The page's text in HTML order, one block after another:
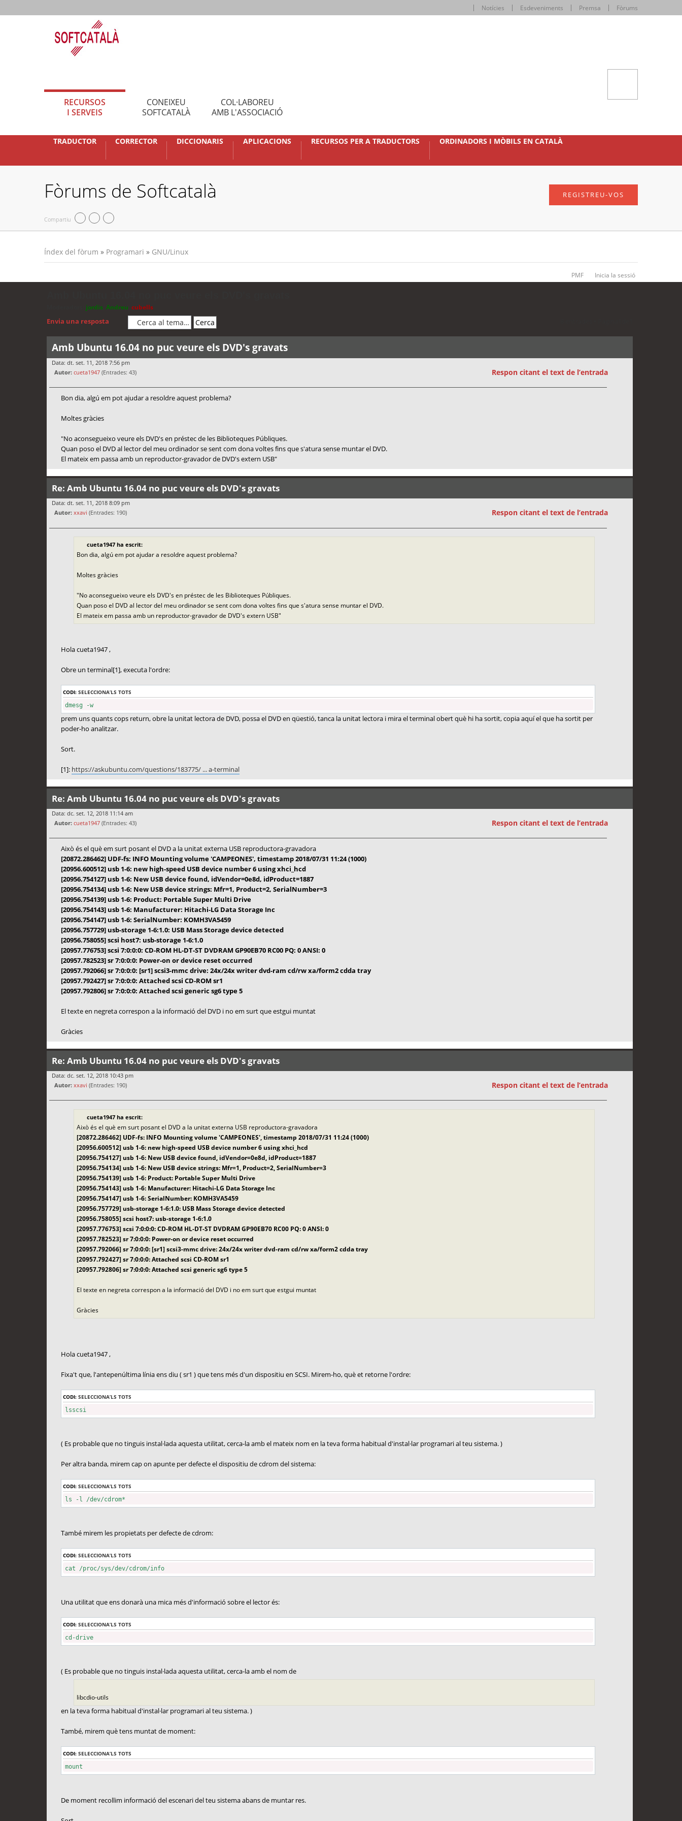
Notícies Esdeveniments Premsa Fòrums
RECURSOS
I SERVEIS
CONEIXEU
SOFTCATALÀ
COL·LABOREU
AMB L'ASSOCIACIÓ
TRADUCTOR CORRECTOR DICCIONARIS APLICACIONS RECURSOS PER A TRADUCTORS ORDINADORS I MÒBILS EN CATALÀ
Fòrums de Softcatalà
Compartiu
REGISTREU-VOS
Índex del fòrum » Programari » GNU/Linux
PMF Inicia la sessió
jordis Andreu cubells
Envia una resposta
Amb Ubuntu 16.04 no puc veure els DVD's gravats
Data: dt. set. 11, 2018 7:56 pm
Autor: cueta1947 (Entrades: 43) Respon citant el text de l’entrada
Bon dia, algú em pot ajudar a resoldre aquest problema?
Moltes gràcies
"No aconsegueixo veure els DVD's en préstec de les Biblioteques Públiques.
Quan poso el DVD al lector del meu ordinador se sent com dona voltes fins que s'atura sense muntar el DVD.
El mateix em passa amb un reproductor-gravador de DVD's extern USB"
Re: Amb Ubuntu 16.04 no puc veure els DVD's gravats
Data: dt. set. 11, 2018 8:09 pm
Autor: xxavi (Entrades: 190) Respon citant el text de l’entrada
cueta1947 ha escrit:
Bon dia, algú em pot ajudar a resoldre aquest problema?
Moltes gràcies
"No aconsegueixo veure els DVD's en préstec de les Biblioteques Públiques.
Quan poso el DVD al lector del meu ordinador se sent com dona voltes fins que s'atura sense muntar el DVD.
El mateix em passa amb un reproductor-gravador de DVD's extern USB"
Hola cueta1947 ,
Obre un terminal[1], executa l'ordre:
CODI: SELECCIONA’LS TOTS
dmesg -w
prem uns quants cops return, obre la unitat lectora de DVD, possa el DVD en qüestió, tanca la unitat lectora i mira el terminal obert què hi ha sortit, copia aquí el que ha sortit per
poder-ho analitzar.
Sort.
[1]: https://askubuntu.com/questions/183775/ ... a-terminal
Re: Amb Ubuntu 16.04 no puc veure els DVD's gravats
Data: dc. set. 12, 2018 11:14 am
Autor: cueta1947 (Entrades: 43) Respon citant el text de l’entrada
Això és el què em surt posant el DVD a la unitat externa USB reproductora-gravadora
[20872.286462] UDF-fs: INFO Mounting volume 'CAMPEONES', timestamp 2018/07/31 11:24 (1000)
[20956.600512] usb 1-6: new high-speed USB device number 6 using xhci_hcd
[20956.754127] usb 1-6: New USB device found, idVendor=0e8d, idProduct=1887
[20956.754134] usb 1-6: New USB device strings: Mfr=1, Product=2, SerialNumber=3
[20956.754139] usb 1-6: Product: Portable Super Multi Drive
[20956.754143] usb 1-6: Manufacturer: Hitachi-LG Data Storage Inc
[20956.754147] usb 1-6: SerialNumber: KOMH3VA5459
[20956.757729] usb-storage 1-6:1.0: USB Mass Storage device detected
[20956.758055] scsi host7: usb-storage 1-6:1.0
[20957.776753] scsi 7:0:0:0: CD-ROM HL-DT-ST DVDRAM GP90EB70 RC00 PQ: 0 ANSI: 0
[20957.782523] sr 7:0:0:0: Power-on or device reset occurred
[20957.792066] sr 7:0:0:0: [sr1] scsi3-mmc drive: 24x/24x writer dvd-ram cd/rw xa/form2 cdda tray
[20957.792427] sr 7:0:0:0: Attached scsi CD-ROM sr1
[20957.792806] sr 7:0:0:0: Attached scsi generic sg6 type 5
El texte en negreta correspon a la informació del DVD i no em surt que estgui muntat
Gràcies
Re: Amb Ubuntu 16.04 no puc veure els DVD's gravats
Data: dc. set. 12, 2018 10:43 pm
Autor: xxavi (Entrades: 190) Respon citant el text de l’entrada
cueta1947 ha escrit:
Això és el què em surt posant el DVD a la unitat externa USB reproductora-gravadora
[20872.286462] UDF-fs: INFO Mounting volume 'CAMPEONES', timestamp 2018/07/31 11:24 (1000)
[20956.600512] usb 1-6: new high-speed USB device number 6 using xhci_hcd
[20956.754127] usb 1-6: New USB device found, idVendor=0e8d, idProduct=1887
[20956.754134] usb 1-6: New USB device strings: Mfr=1, Product=2, SerialNumber=3
[20956.754139] usb 1-6: Product: Portable Super Multi Drive
[20956.754143] usb 1-6: Manufacturer: Hitachi-LG Data Storage Inc
[20956.754147] usb 1-6: SerialNumber: KOMH3VA5459
[20956.757729] usb-storage 1-6:1.0: USB Mass Storage device detected
[20956.758055] scsi host7: usb-storage 1-6:1.0
[20957.776753] scsi 7:0:0:0: CD-ROM HL-DT-ST DVDRAM GP90EB70 RC00 PQ: 0 ANSI: 0
[20957.782523] sr 7:0:0:0: Power-on or device reset occurred
[20957.792066] sr 7:0:0:0: [sr1] scsi3-mmc drive: 24x/24x writer dvd-ram cd/rw xa/form2 cdda tray
[20957.792427] sr 7:0:0:0: Attached scsi CD-ROM sr1
[20957.792806] sr 7:0:0:0: Attached scsi generic sg6 type 5
El texte en negreta correspon a la informació del DVD i no em surt que estgui muntat
Gràcies
Hola cueta1947 ,
Fixa't que, l'antepenúltima línia ens diu ( sr1 ) que tens més d'un dispositiu en SCSI. Mirem-ho, què et retorne l'ordre:
CODI: SELECCIONA’LS TOTS
lsscsi
( Es probable que no tinguis instal·lada aquesta utilitat, cerca-la amb el mateix nom en la teva forma habitual d'instal·lar programari al teu sistema. )
Per altra banda, mirem cap on apunte per defecte el dispositiu de cdrom del sistema:
CODI: SELECCIONA’LS TOTS
ls -l /dev/cdrom*
També mirem les propietats per defecte de cdrom:
CODI: SELECCIONA’LS TOTS
cat /proc/sys/dev/cdrom/info
Una utilitat que ens donarà una mica més d'informació sobre el lector és:
CODI: SELECCIONA’LS TOTS
cd-drive
( Es probable que no tinguis instal·lada aquesta utilitat, cerca-la amb el nom de
libcdio-utils
en la teva forma habitual d'instal·lar programari al teu sistema. )
També, mirem què tens muntat de moment:
CODI: SELECCIONA’LS TOTS
mount
De moment recollim informació del escenari del teu sistema abans de muntar res.